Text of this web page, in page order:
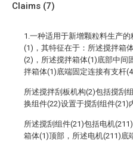
Claims (7)
1.一种适用于新增颗粒料生产
(1)，其特征在于：所述搅拌箱
(2)，所述搅拌箱体(1)底部中间
拌箱体(1)底端固定连接有支杆
所述搅拌刮板机构(2)包括搅刮
换组件(22)设置于搅刮组件(21)
所述搅刮组件(21)包括电机
箱体(1)顶部，所述电机(211)底